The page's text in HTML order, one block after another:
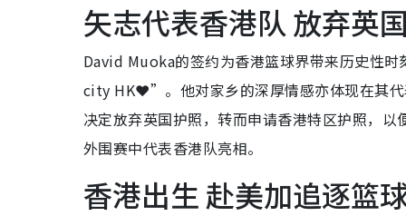
矢志代表香港队 放弃英
David Muoka的签约为香港篮球界带来历史性
city HK❤️”。他对家乡的深厚情感亦体现在其代
决定放弃英国护照，转而申请香港特区护照，
外围赛中代表香港队亮相。
香港出生 赴美加追逐篮